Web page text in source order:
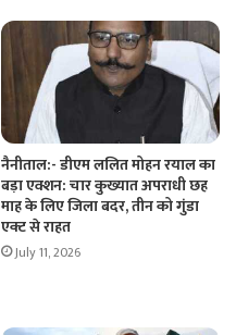
नैनीताल:- डीएम ललित मोहन रयाल का
बड़ा एक्शन: चार कुख्यात अपराधी छह
माह के लिए जिला बदर, तीन को गुंडा
एक्ट से राहत
July 11, 2026